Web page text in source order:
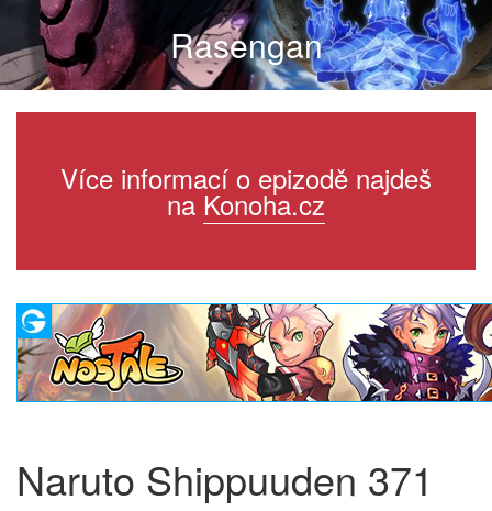
Rasengan
Více informací o epizodě najdeš
na Konoha.cz
Naruto Shippuuden 371